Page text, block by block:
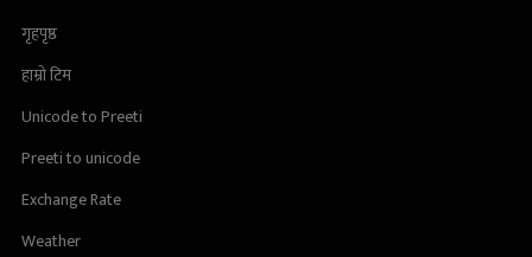
गृहपृष्ठ
हाम्रो टिम
Unicode to Preeti
Preeti to unicode
Exchange Rate
Weather